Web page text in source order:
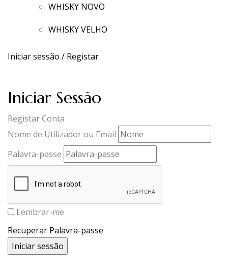
WHISKY NOVO
WHISKY VELHO
Iniciar sessão / Registar
Iniciar Sessão
Registar Conta
Nome de Utilizador ou Email
Palavra-passe
Lembrar-me
Recuperar Palavra-passe